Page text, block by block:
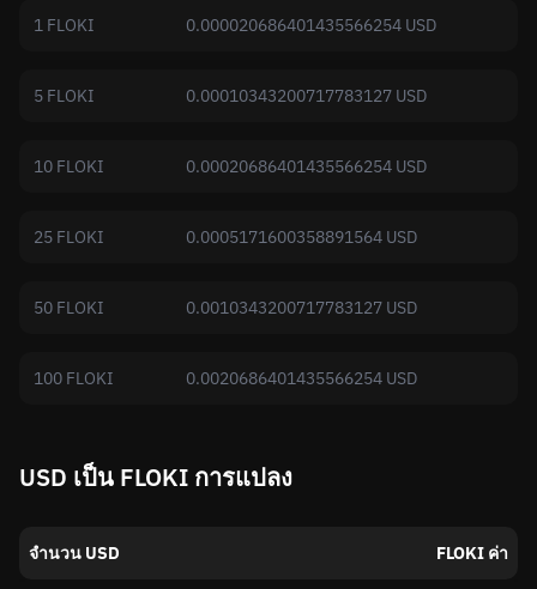
1 FLOKI 0.000020686401435566254 USD
5 FLOKI 0.00010343200717783127 USD
10 FLOKI 0.00020686401435566254 USD
25 FLOKI 0.0005171600358891564 USD
50 FLOKI 0.0010343200717783127 USD
100 FLOKI 0.0020686401435566254 USD
USD เป็น FLOKI การแปลง
จำนวน USD FLOKI ค่า